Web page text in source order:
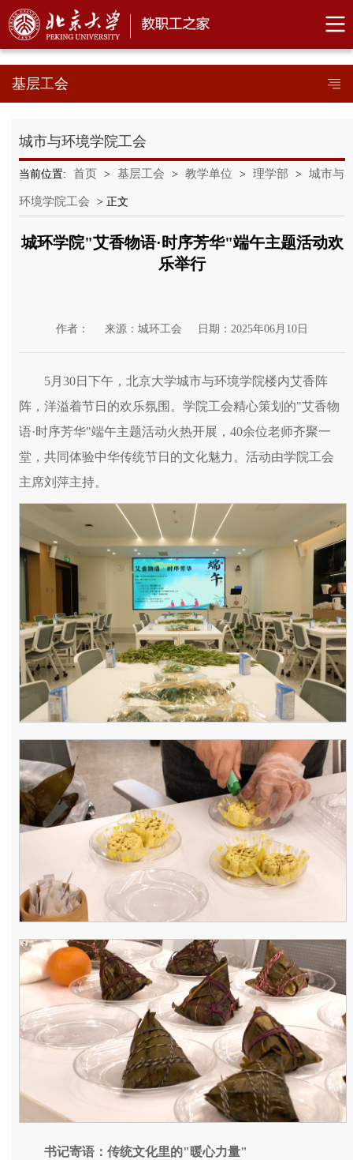
基层工会
城市与环境学院工会
当前位置: 首页 > 基层工会 > 教学单位 > 理学部 > 城市与
环境学院工会 > 正文
城环学院"艾香物语·时序芳华"端午主题活动欢
乐举行
作者： 来源：城环工会 日期：2025年06月10日
5月30日下午，北京大学城市与环境学院楼内艾香阵
阵，洋溢着节日的欢乐氛围。学院工会精心策划的"艾香物
语·时序芳华"端午主题活动火热开展，40余位老师齐聚一
堂，共同体验中华传统节日的文化魅力。活动由学院工会
主席刘萍主持。
书记寄语：传统文化里的"暖心力量"